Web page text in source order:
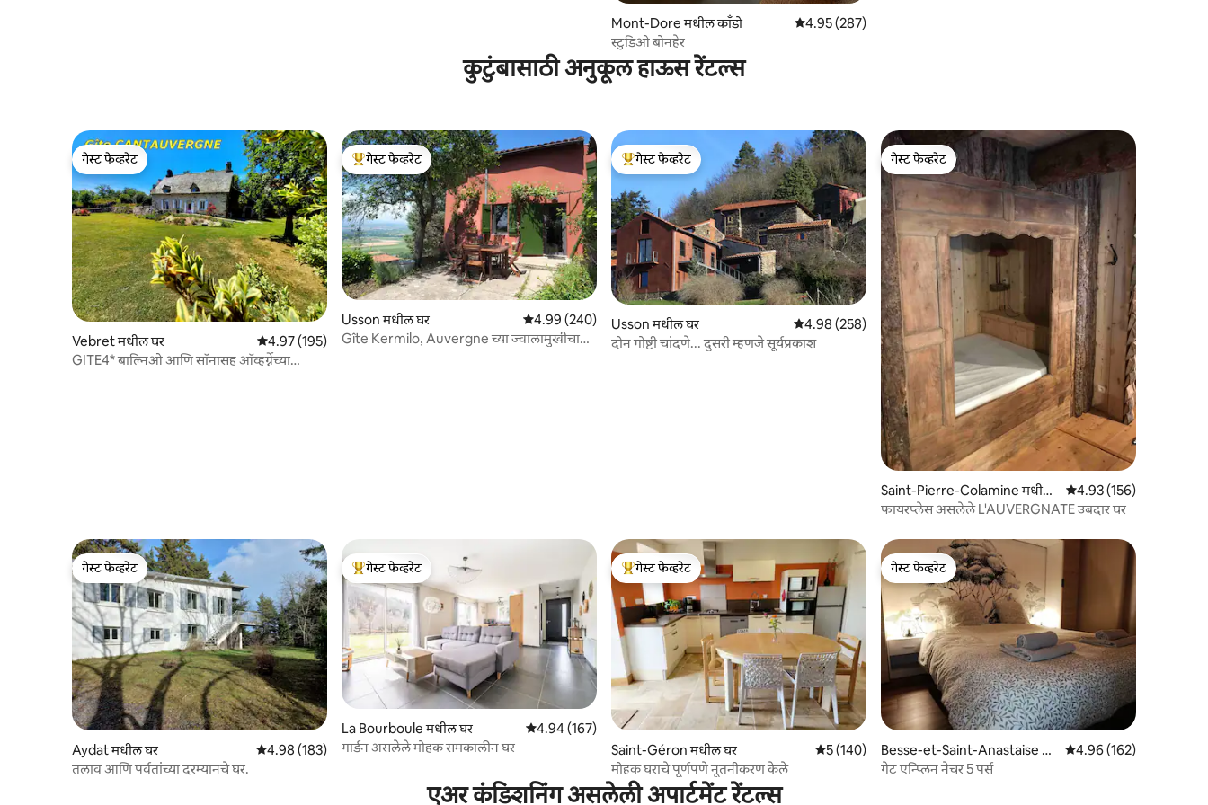
Mont-Dore मधील काँडो 5 पैकी 4.95 सरासरी रेटिंग, 287 रिव्ह्यूज
4.95 (287)
स्टुडिओ बोनहेर
कुटुंबासाठी अनुकूल हाऊस रेंटल्स
गेस्ट फेव्हरेट
गेस्ट फेव्हरेट
Vebret मधील घर 5 पैकी 4.97 सरासरी रेटिंग, 195 रिव्ह्यूज
4.97 (195)
GITE4* बाल्निओ आणि सॉनासह ऑव्हर्ग्नेच्या
टॉप गेस्ट फेव्हरेट
गेस्ट फेव्हरेट
Usson मधील घर 5 पैकी 4.99 सरासरी रेटिंग, 240 रिव्ह्यूज
4.99 (240)
Gîte Kermilo, Auvergne च्या ज्वालामुखीचा
टॉप गेस्ट फेव्हरेट
गेस्ट फेव्हरेट
Usson मधील घर 5 पैकी 4.98 सरासरी रेटिंग, 258 रिव्ह्यूज
4.98 (258)
दोन गोष्टी चांदणे... दुसरी म्हणजे सूर्यप्रकाश
गेस्ट फेव्हरेट
गेस्ट फेव्हरेट
Saint-Pierre-Colamine मधील
घर
5 पैकी 4.93 सरासरी रेटिंग,
4.93 (156)
फायरप्लेस असलेले L'AUVERGNATE उबदार घर
गेस्ट फेव्हरेट
गेस्ट फेव्हरेट
Aydat मधील घर 5 पैकी 4.98 सरासरी रेटिंग, 183 रिव्ह्यूज
4.98 (183)
तलाव आणि पर्वतांच्या दरम्यानचे घर.
टॉप गेस्ट फेव्हरेट
गेस्ट फेव्हरेट
La Bourboule मधील घर 5 पैकी 4.94 सरासरी रेटिंग, 167 रिव्ह्यूज
4.94 (167)
गार्डन असलेले मोहक समकालीन घर
टॉप गेस्ट फेव्हरेट
गेस्ट फेव्हरेट
Saint-Géron मधील घर 5 पैकी 5 सरासरी रेटिंग, 140 रिव्ह्यूज
5 (140)
मोहक घराचे पूर्णपणे नूतनीकरण केले
गेस्ट फेव्हरेट
गेस्ट फेव्हरेट
Besse-et-Saint-Anastaise म
धील घर
5 पैकी 4.96 सरासरी रेटिंग,
4.96 (162)
गेट एन्प्लिन नेचर 5 पर्स
एअर कंडिशनिंग असलेली अपार्टमेंट रेंटल्स